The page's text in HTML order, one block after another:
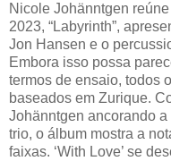
Nicole Johänntgen
2023, “Labyrinth”,
Jon Hansen e o
Embora isso possa
termos de ensaio, todos
baseados em Zurique.
Johänntgen ancorando
trio, o álbum mostra a
faixas. ‘With Love’ se